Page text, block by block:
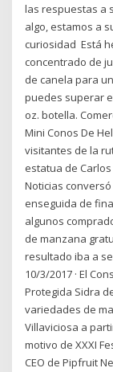
las respuestas a
algo, estamos a
curiosidad Está
concentrado de
de canela para
puedes superar
oz. botella.
Mini Conos De
visitantes de la
estatua de
Noticias
enseguida de
algunos
de manzana
resultado iba a
10/3/2017 · El
Protegida Sidra
variedades de
Villaviciosa a
motivo de XXXI
CEO de Pipfruit